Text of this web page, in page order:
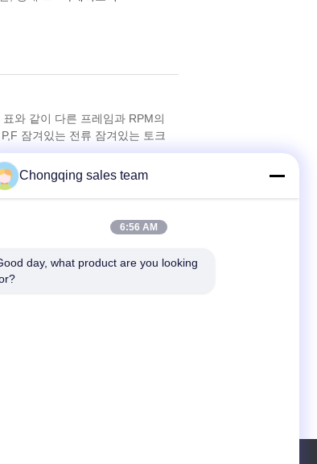
와 같이 다른 프레임과 RPM의
잠겨있는 전류 잠겨있는 토크
Ykk630 10kv 6kv
by our company on ...
Chongqing sales team
6:56 AM
day, what product are you looking